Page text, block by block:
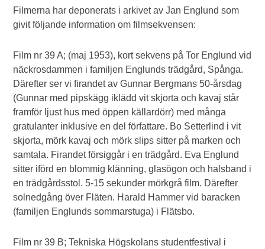
Filmerna har deponerats i arkivet av Jan Englund som
givit följande information om filmsekvensen:
Film nr 39 A; (maj 1953), kort sekvens på Tor Englund vid
näckrosdammen i familjen Englunds trädgård, Spånga.
Därefter ser vi firandet av Gunnar Bergmans 50-årsdag
(Gunnar med pipskägg iklädd vit skjorta och kavaj står
framför ljust hus med öppen källardörr) med många
gratulanter inklusive en del författare. Bo Setterlind i vit
skjorta, mörk kavaj och mörk slips sitter på marken och
samtala. Firandet försiggår i en trädgård. Eva Englund
sitter iförd en blommig klänning, glasögon och halsband i
en trädgårdsstol. 5-15 sekunder mörkgrå film. Därefter
solnedgång över Fläten. Harald Hammer vid baracken
(familjen Englunds sommarstuga) i Flätsbo.
Film nr 39 B; Tekniska Högskolans studentfestival i